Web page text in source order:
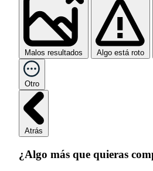
Malos resultados Algo está roto
Otro
Atrás
¿Algo más que quieras